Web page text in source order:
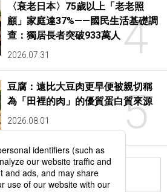
4
〈衰老日本〉75歲以上「老老照
顧」家庭達37%——國民生活基礎調
查：獨居長者突破933萬人
2026.07.31
5
豆腐：遠比大豆肉更早便被親切稱
為「田裡的肉」的優質蛋白質來源
2026.08.01
更多